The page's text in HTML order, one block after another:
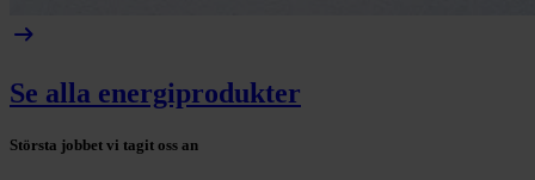
arrow_right_alt
Se alla energiprodukter
Största jobbet vi tagit oss an